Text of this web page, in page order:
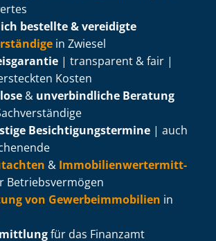
bestellte & vereidigte
in Zwiesel
| transparent & fair |
Kosten
& unverbindliche Beratung
Be­sich­ti­gungs­ter­mi­ne | auch
& Im­mo­bi­li­en­wert­ermitt­
Be­triebs­ver­mö­gen
von Ge­wer­be­im­mo­bi­li­en in
für das Finanzamt